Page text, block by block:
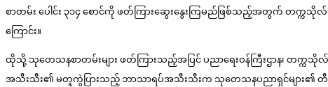
စာတမ်း ပေါင်း ၃၁၄ စောင်ကို ဖတ်ကြားဆွေးနွေးကြမည်ဖြစ်သည့်အတွက် တက္ကသိုလ်ဆရ
ကြောင်း။
ထိုသို့ သုတေသနစာတမ်းများ ဖတ်ကြားသည့်အပြင် ပညာရေးဝန်ကြီးဌာန၊ တက္
အသီးသီး၏ မတူကွဲပြားသည့် ဘာသာရပ်အသီးသီးက သုတေသနပညာရှင်များ၏ တီထွ